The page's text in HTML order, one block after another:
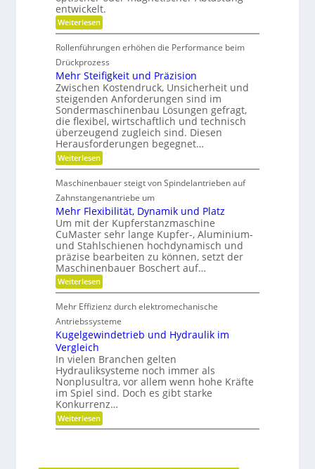
e
i
h
t
g
r
a
d
e
n
f
t
i
d
e
r
K
u
n
s
t
s
t
o
f
f
r
a
n
c
h
e
e
B
e
t
r
e
b
z
e
i
t
d
a
n
k
l
a
u
s
g
l
e
i
c
h
entwickelt.
Weiterlesen:
B
t
t
e
r
e
-
u
n
d
g
e
t
r
i
e
b
e
l
o
s
Rollenführungen erhöhen die Performance beim
Drückprozess
Mehr Steifigkeit und Präzision
Zwischen Kostendruck, Unsicherheit und
steigenden Anforderungen sind im
Sondermaschinenbau Lösungen gefragt,
die flexibel, wirtschaftlich und technisch
überzeugend zugleich sind. Diesen
Herausforderungen begegnet…
Weiterlesen:
M
h
r
S
t
e
i
f
i
g
k
e
i
t
n
d
ä
z
i
s
i
o
n
Maschinenbauer steigt von Spindelantrieben auf
Zahnstangenantriebe um
Mehr Flexibilität, Dynamik und Platz
Um mit der Kupferstanzmaschine
CuMaster sehr lange Kupfer-, Aluminium-
und Stahlschienen hochdynamisch und
präzise bearbeiten zu können, setzt der
Maschinenbauer Boschert auf…
Weiterlesen:
M
h
r
F
l
x
i
b
i
l
i
t
ä
Mehr Effizienz durch elektromechanische
Antriebssysteme
Kugelgewindetrieb und Hydraulik im
Vergleich
In vielen Branchen gelten
Hydrauliksysteme noch immer als
Nonplusultra, vor allem wenn hohe Kräfte
im Spiel sind. Doch es gibt starke
Konkurrenz…
Weiterlesen:
K
l